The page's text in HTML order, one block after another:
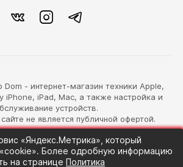
- интернет-магазин техники Apple,
iPhone, iPad, Mac, а также настройка и
устройств.
не является публичной офертой.
разработка магазина
Синий Лев
«Яндекс.Метрика», который
Более одробную информацию
на странице Политика